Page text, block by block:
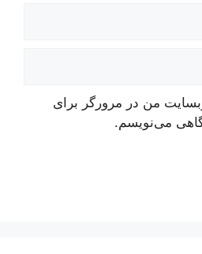
من در مرورگر برای
می‌نویسم.